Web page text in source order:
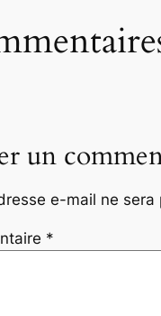
un
e-mail ne sera
*